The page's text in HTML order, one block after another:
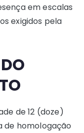
em escalas
exigidos pela
de 12 (doze)
de homologação